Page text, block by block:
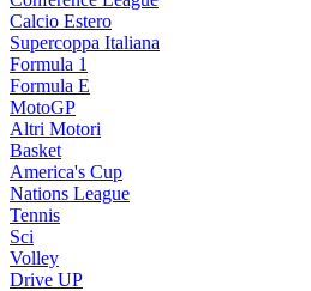
Calcio Estero
Supercoppa Italiana
Formula 1
Formula E
MotoGP
Altri Motori
Basket
America's Cup
Nations League
Tennis
Sci
Volley
Drive UP